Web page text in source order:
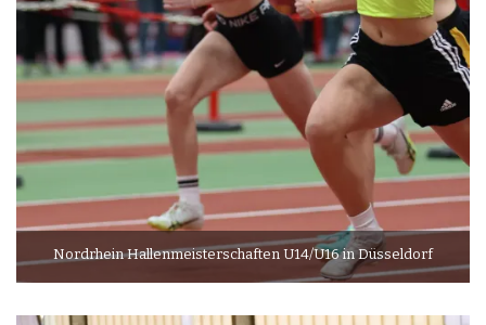
Nordrhein Hallenmeisterschaften U14/U16 in Düsseldorf